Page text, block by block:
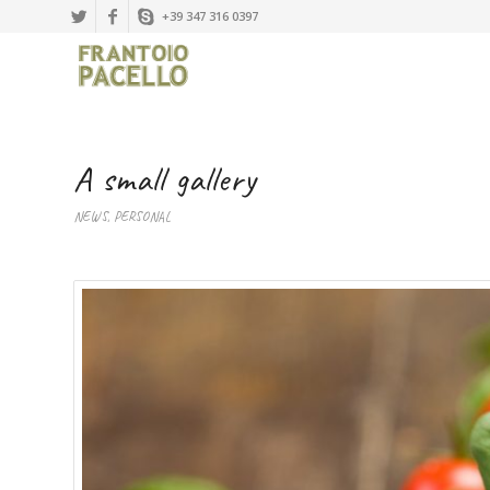
+39 347 316 0397
A small gallery
NEWS, PERSONAL